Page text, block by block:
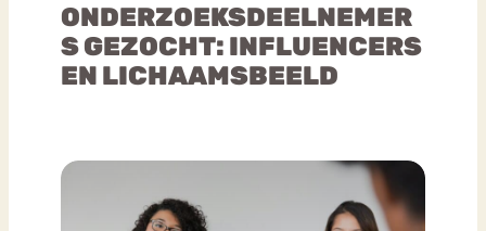
ONDERZOEKSDEELNEMER
S GEZOCHT: INFLUENCERS
EN LICHAAMSBEELD